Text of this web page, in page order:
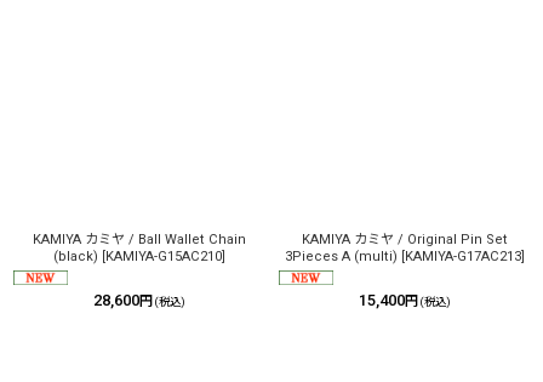
KAMIYA カミヤ / Ball Wallet Chain
(black) [KAMIYA-G15AC210]
28,600円 (税込)
KAMIYA カミヤ / Original Pin Set
3Pieces A (multi) [KAMIYA-G17AC213]
15,400円 (税込)